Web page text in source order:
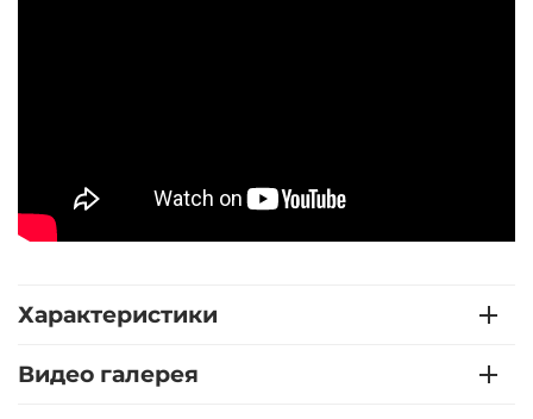
Характеристики
Видео галерея